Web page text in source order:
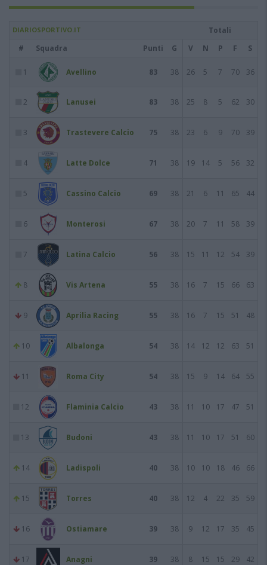
DIARIOSPORTIVO.IT
Totali
#
Squadra Punti G V N P F S
1 Avellino 83 38 26 5 7 70 36
2 Lanusei 83 38 25 8 5 62 30
3 Trastevere Calcio 75 38 23 6 9 70 39
4 Latte Dolce 71 38 19 14 5 56 32
5 Cassino Calcio 69 38 21 6 11 65 44
6 Monterosi 67 38 20 7 11 58 39
7 Latina Calcio 56 38 15 11 12 54 39
8 Vis Artena 55 38 16 7 15 66 63
9 Aprilia Racing 55 38 16 7 15 51 48
10 Albalonga 54 38 14 12 12 63 51
11 Roma City 54 38 15 9 14 64 55
12 Flaminia Calcio 43 38 11 10 17 47 51
13 Budoni 43 38 11 10 17 51 60
14 Ladispoli 40 38 10 10 18 46 66
15 Torres 40 38 12 4 22 35 59
16 Ostiamare 39 38 9 12 17 35 45
17 Anagni 39 38 8 15 15 29 42